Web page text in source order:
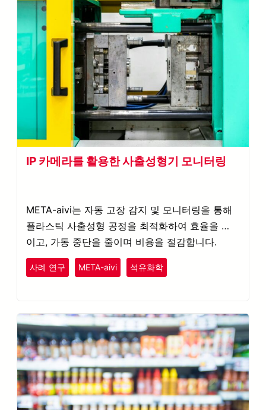
IP 카메라를 활용한 사출성형기 모니터링
META-aivi는 자동 고장 감지 및 모니터링을 통해
플라스틱 사출성형 공정을 최적화하여 효율을 높
이고, 가동 중단을 줄이며 비용을 절감합니다.
사례 연구 META-aivi 석유화학